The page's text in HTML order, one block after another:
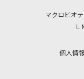
マクロビオ
個人情